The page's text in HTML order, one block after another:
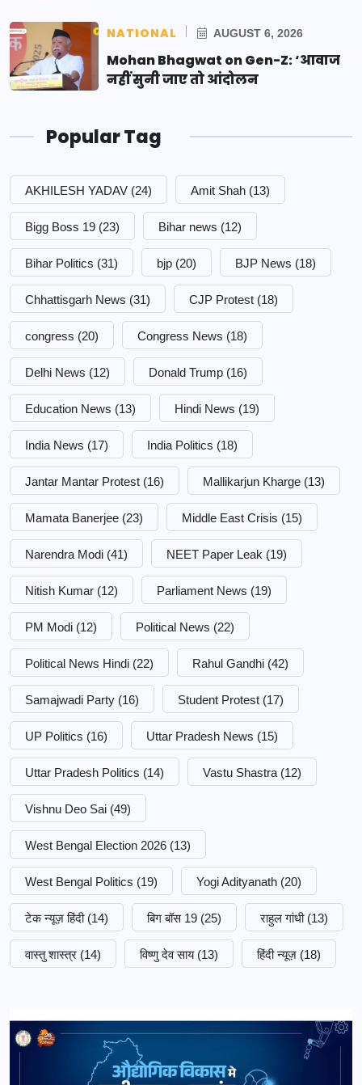
NATIONAL AUGUST 6, 2026
Mohan Bhagwat on Gen-Z: ‘आवाज
नहीं सुनी जाए तो आंदोलन
Popular Tag
AKHILESH YADAV (24) Amit Shah (13)
Bigg Boss 19 (23) Bihar news (12)
Bihar Politics (31) bjp (20) BJP News (18)
Chhattisgarh News (31) CJP Protest (18)
congress (20) Congress News (18)
Delhi News (12) Donald Trump (16)
Education News (13) Hindi News (19)
India News (17) India Politics (18)
Jantar Mantar Protest (16) Mallikarjun Kharge (13)
Mamata Banerjee (23) Middle East Crisis (15)
Narendra Modi (41) NEET Paper Leak (19)
Nitish Kumar (12) Parliament News (19)
PM Modi (12) Political News (22)
Political News Hindi (22) Rahul Gandhi (42)
Samajwadi Party (16) Student Protest (17)
UP Politics (16) Uttar Pradesh News (15)
Uttar Pradesh Politics (14) Vastu Shastra (12)
Vishnu Deo Sai (49)
West Bengal Election 2026 (13)
West Bengal Politics (19) Yogi Adityanath (20)
टेक न्यूज़ हिंदी (14) बिग बॉस 19 (25) राहुल गांधी (13)
वास्तु शास्त्र (14) विष्णु देव साय (13) हिंदी न्यूज़ (18)